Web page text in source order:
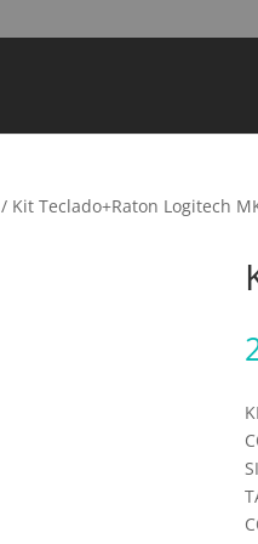
/ Kit Teclado+Raton Logitech